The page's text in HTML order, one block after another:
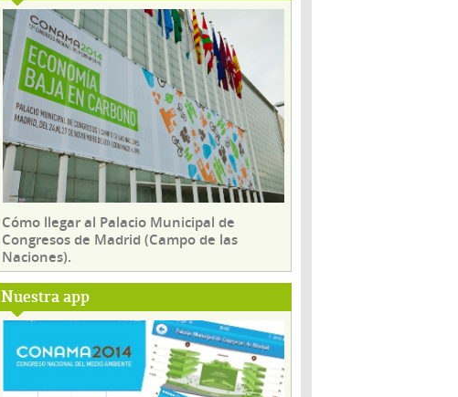
Cómo llegar al Palacio Municipal de
Congresos de Madrid (Campo de las
Naciones).
Nuestra app